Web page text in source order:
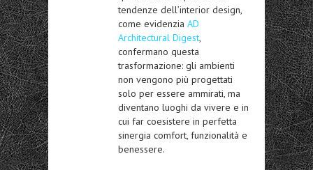
tendenze dell’interior design,
come evidenzia AD
Architectural Digest,
confermano questa
trasformazione: gli ambienti
non vengono più progettati
solo per essere ammirati, ma
diventano luoghi da vivere e in
cui far coesistere in perfetta
sinergia comfort, funzionalità e
benessere.